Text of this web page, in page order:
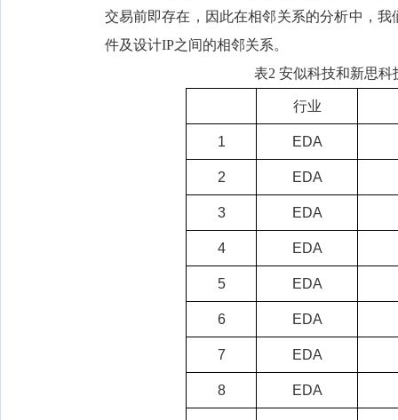
交易前即存在，因此在相邻关系的分析中，
件及设计IP之间的相邻关系。
表2 安似科技和新思
行业
1 EDA
2 EDA
3 EDA
4 EDA
5 EDA
6 EDA
7 EDA
8 EDA